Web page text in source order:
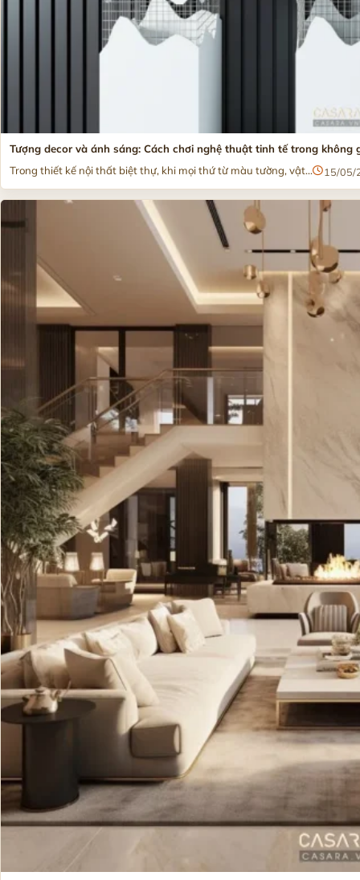
Tượng decor và ánh sáng: Cách chơi nghệ thuật tinh tế trong không
Trong thiết kế nội thất biệt thự, khi mọi thứ từ màu tường, vật...
15/05/